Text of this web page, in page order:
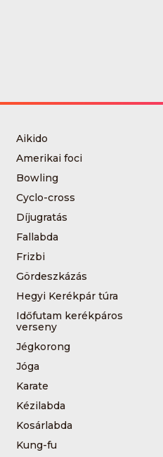
Aikido
Amerikai foci
Bowling
Cyclo-cross
Díjugratás
Fallabda
Frizbi
Gördeszkázás
Hegyi Kerékpár túra
Időfutam kerékpáros
verseny
Jégkorong
Jóga
Karate
Kézilabda
Kosárlabda
Kung-fu